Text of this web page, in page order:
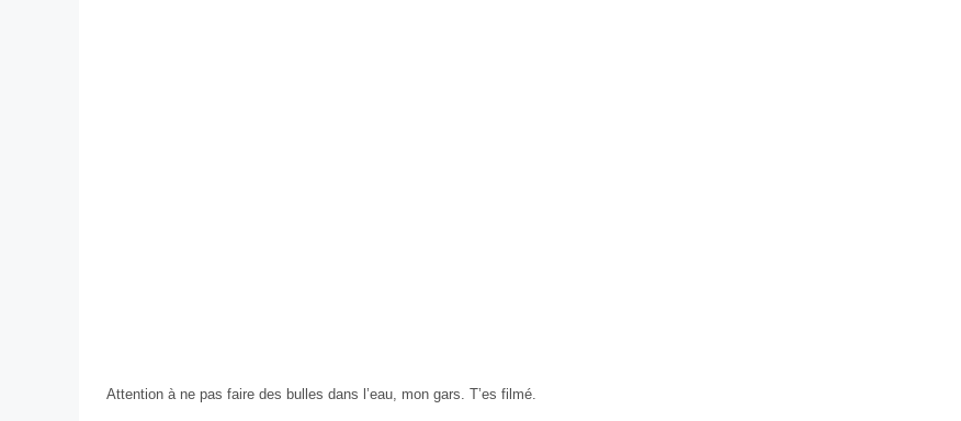
Attention à ne pas faire des bulles dans l’eau, mon gars. T’es filmé.